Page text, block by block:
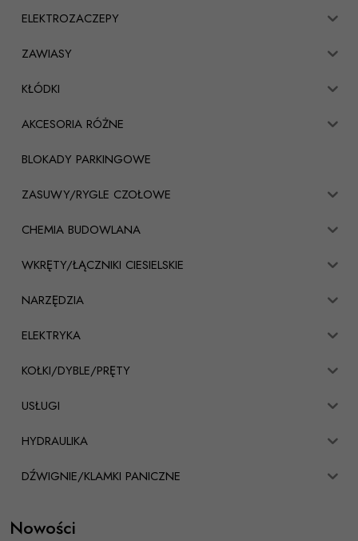
ELEKTROZACZEPY
ZAWIASY
KŁÓDKI
AKCESORIA RÓŻNE
BLOKADY PARKINGOWE
ZASUWY/RYGLE CZOŁOWE
CHEMIA BUDOWLANA
WKRĘTY/ŁĄCZNIKI CIESIELSKIE
NARZĘDZIA
ELEKTRYKA
KOŁKI/DYBLE/PRĘTY
USŁUGI
HYDRAULIKA
DŹWIGNIE/KLAMKI PANICZNE
Nowości